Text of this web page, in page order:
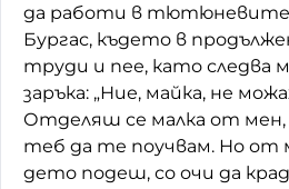
да работи в тютюневите
Бургас, където в
труди и пее, като следва
заръка: „Ние, майка, не
Отделяш се малка от мен,
теб да те поучвам. Но от
дето подеш, со очи да